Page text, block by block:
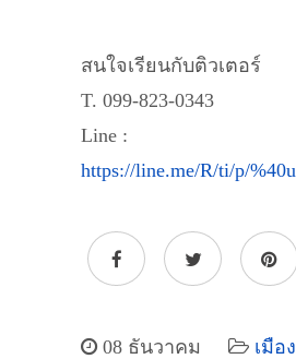
สนใจเรียนกับติวเตอร์
T. 099-823-0343
Line :
https://line.me/R/ti/p/
08 ธันวาคม เมือ